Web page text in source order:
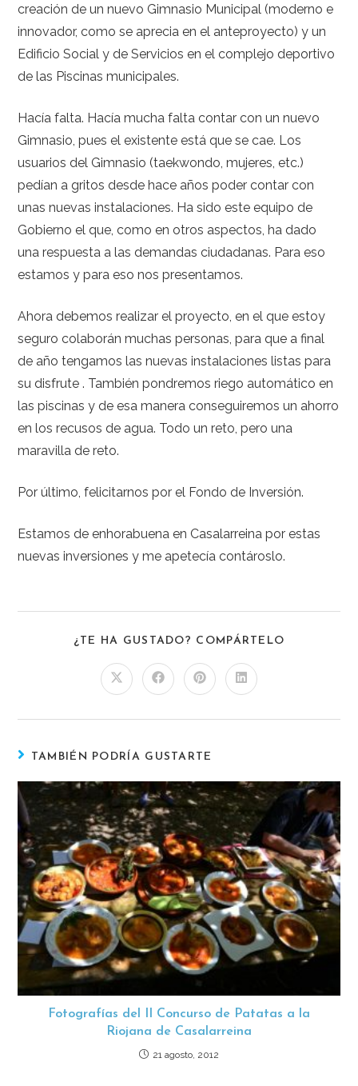
creación de un nuevo Gimnasio Municipal (moderno e
innovador, como se aprecia en el anteproyecto) y un
Edificio Social y de Servicios en el complejo deportivo
de las Piscinas municipales.
Hacía falta. Hacía mucha falta contar con un nuevo
Gimnasio, pues el existente está que se cae. Los
usuarios del Gimnasio (taekwondo, mujeres, etc.)
pedían a gritos desde hace años poder contar con
unas nuevas instalaciones. Ha sido este equipo de
Gobierno el que, como en otros aspectos, ha dado
una respuesta a las demandas ciudadanas. Para eso
estamos y para eso nos presentamos.
Ahora debemos realizar el proyecto, en el que estoy
seguro colaborán muchas personas, para que a final
de año tengamos las nuevas instalaciones listas para
su disfrute . También pondremos riego automático en
las piscinas y de esa manera conseguiremos un ahorro
en los recusos de agua. Todo un reto, pero una
maravilla de reto.
Por último, felicitarnos por el Fondo de Inversión.
Estamos de enhorabuena en Casalarreina por estas
nuevas inversiones y me apetecía contároslo.
¿TE HA GUSTADO? COMPÁRTELO
TAMBIÉN PODRÍA GUSTARTE
Fotografías del II Concurso de Patatas a la
Riojana de Casalarreina
21 agosto, 2012